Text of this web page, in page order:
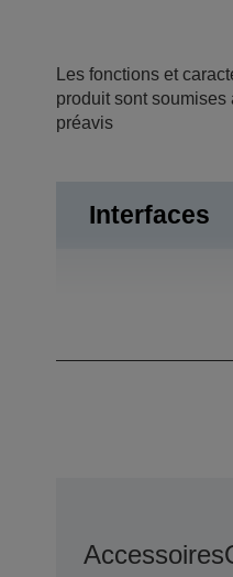
Les fonctions et
produit sont
préavis
Interfaces
Accessoires